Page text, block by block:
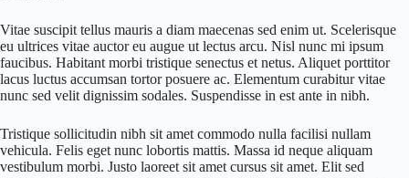
Vitae suscipit tellus mauris a diam maecenas sed enim ut. Scelerisque
eu ultrices vitae auctor eu augue ut lectus arcu. Nisl nunc mi ipsum
faucibus. Habitant morbi tristique senectus et netus. Aliquet porttitor
lacus luctus accumsan tortor posuere ac. Elementum curabitur vitae
nunc sed velit dignissim sodales. Suspendisse in est ante in nibh.
Tristique sollicitudin nibh sit amet commodo nulla facilisi nullam
vehicula. Felis eget nunc lobortis mattis. Massa id neque aliquam
vestibulum morbi. Justo laoreet sit amet cursus sit amet. Elit sed